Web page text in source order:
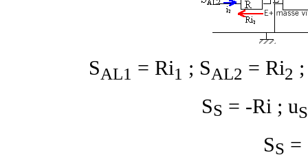
SAL1 = Ri1 ; SAL2 = Ri2
SS = -Ri ; uS
SS =